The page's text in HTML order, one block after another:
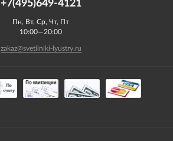
+7(495)649-4121
Пн, Вт, Ср, Чт, Пт
10:00—20:00
zakaz@svetilniki-lyustry.ru